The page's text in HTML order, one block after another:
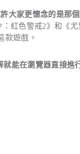
大家更懷念的是那
紅色警戒2》和《尤
款遊戲。
能在瀏覽器直接進